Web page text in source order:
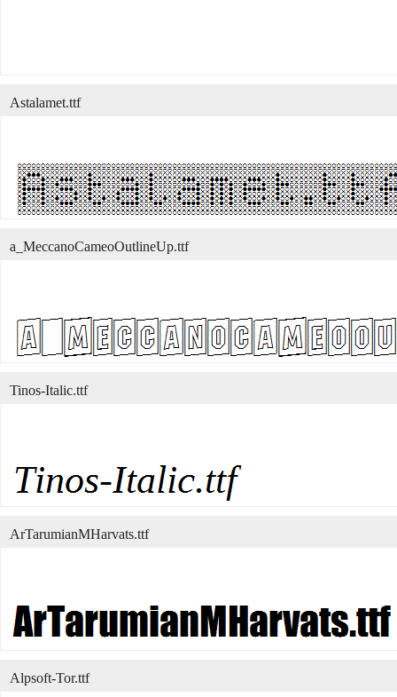
Astalamet.ttf
a_MeccanoCameoOutlineUp.ttf
Tinos-Italic.ttf
ArTarumianMHarvats.ttf
Alpsoft-Tor.ttf